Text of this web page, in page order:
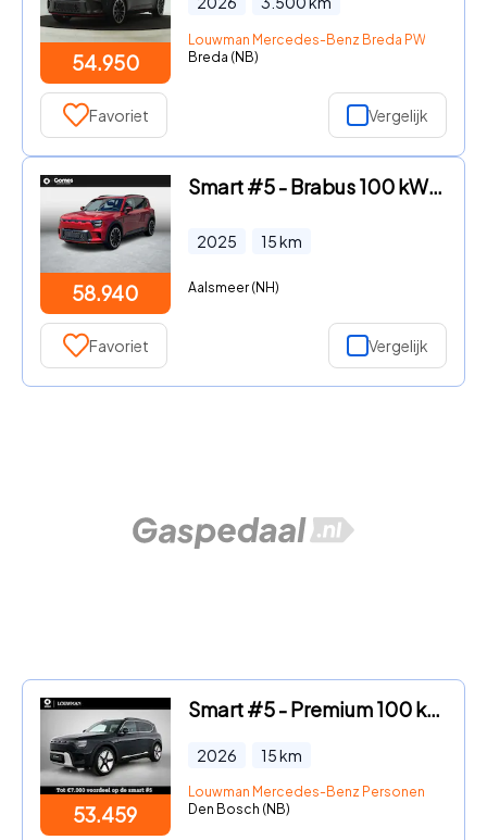
54.950
Louwman Mercedes-Benz Breda PW
Breda (NB)
Favoriet Vergelijk
58.940
Smart #5 - Brabus 100 kWh 540 km Range| Sennheiser Dolby Atmos audio |
2025 15km
Aalsmeer (NH)
Favoriet Vergelijk
53.459
Smart #5 - Premium 100 kWh | Duoleer | Adapt. cruise control | Sennheis
2026 15km
Louwman Mercedes-Benz Personenwagens
Den Bosch (NB)